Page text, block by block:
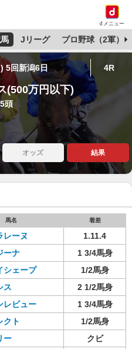
dメニュー
Jリーグ プロ野球（2軍）
5回新潟6日 4R
(500万円以下)
頭
オッズ 結果
馬名 着差
レーヌ
1.11.4
ーナ
1 3/4馬身
シェープ
1/2馬身
ス
2 1/2馬身
レビュー
1 3/4馬身
クト
1/2馬身
ー
クビ